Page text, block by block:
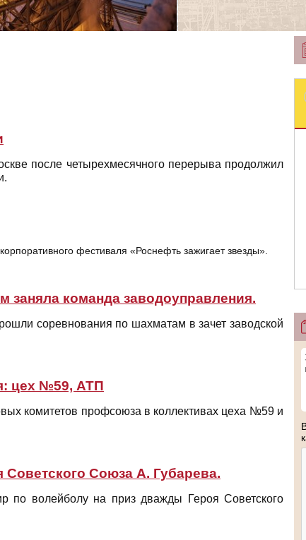
после четырехмесячного перерыва продолжил
фестиваля «Роснефть зажигает звезды».
заняла команда заводоуправления.
соревнования по шахматам в зачет заводской
цех №59, АТП
комитетов профсоюза в коллективах цеха №59 и
Союза А. Губарева.
по волейболу на приз дважды Героя Советского